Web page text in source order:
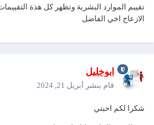
تقييم الموارد البشرية وتظهر كل هذة
الازعاج اخي الفاضل
ابوخليل
قام بنشر أبريل 21, 2024
شكرا لكم احبتي